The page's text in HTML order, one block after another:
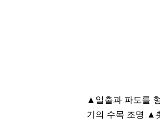
▲일출과 파도를
기의 수목 조명 ▲